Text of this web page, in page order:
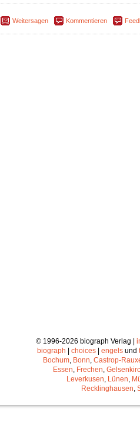
Weitersagen Kommentieren
© 1996-2026 biograph Verlag |
biograph | choices | engels und
Bochum Bonn Castrop-
Essen Frechen
Leverkusen Lünen
Recklinghausen